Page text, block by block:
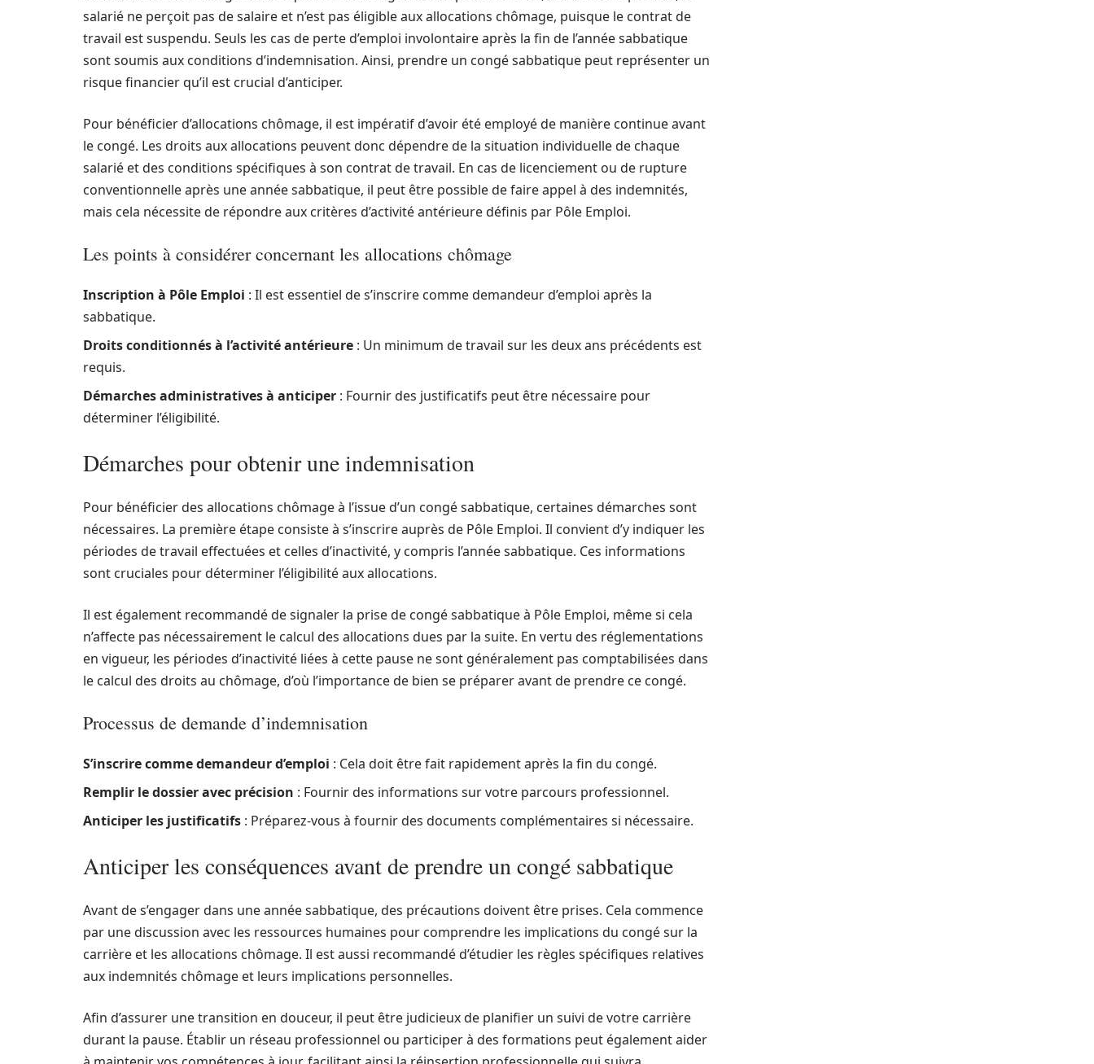
salarié ne perçoit pas de salaire et n’est pas éligible aux allocations chômage, puisque le contrat de
travail est suspendu. Seuls les cas de perte d’emploi involontaire après la fin de l’année sabbatique
sont soumis aux conditions d’indemnisation. Ainsi, prendre un congé sabbatique peut représenter un
risque financier qu’il est crucial d’anticiper.
Pour bénéficier d’allocations chômage, il est impératif d’avoir été employé de manière continue avant
le congé. Les droits aux allocations peuvent donc dépendre de la situation individuelle de chaque
salarié et des conditions spécifiques à son contrat de travail. En cas de licenciement ou de rupture
conventionnelle après une année sabbatique, il peut être possible de faire appel à des indemnités,
mais cela nécessite de répondre aux critères d’activité antérieure définis par Pôle Emploi.
Les points à considérer concernant les allocations chômage
Inscription à Pôle Emploi : Il est essentiel de s’inscrire comme demandeur d’emploi après la
sabbatique.
Droits conditionnés à l’activité antérieure : Un minimum de travail sur les deux ans précédents est
requis.
Démarches administratives à anticiper : Fournir des justificatifs peut être nécessaire pour
déterminer l’éligibilité.
Démarches pour obtenir une indemnisation
Pour bénéficier des allocations chômage à l’issue d’un congé sabbatique, certaines démarches sont
nécessaires. La première étape consiste à s’inscrire auprès de Pôle Emploi. Il convient d’y indiquer les
périodes de travail effectuées et celles d’inactivité, y compris l’année sabbatique. Ces informations
sont cruciales pour déterminer l’éligibilité aux allocations.
Il est également recommandé de signaler la prise de congé sabbatique à Pôle Emploi, même si cela
n’affecte pas nécessairement le calcul des allocations dues par la suite. En vertu des réglementations
en vigueur, les périodes d’inactivité liées à cette pause ne sont généralement pas comptabilisées dans
le calcul des droits au chômage, d’où l’importance de bien se préparer avant de prendre ce congé.
Processus de demande d’indemnisation
S’inscrire comme demandeur d’emploi : Cela doit être fait rapidement après la fin du congé.
Remplir le dossier avec précision : Fournir des informations sur votre parcours professionnel.
Anticiper les justificatifs : Préparez-vous à fournir des documents complémentaires si nécessaire.
Anticiper les conséquences avant de prendre un congé sabbatique
Avant de s’engager dans une année sabbatique, des précautions doivent être prises. Cela commence
par une discussion avec les ressources humaines pour comprendre les implications du congé sur la
carrière et les allocations chômage. Il est aussi recommandé d’étudier les règles spécifiques relatives
aux indemnités chômage et leurs implications personnelles.
Afin d’assurer une transition en douceur, il peut être judicieux de planifier un suivi de votre carrière
durant la pause. Établir un réseau professionnel ou participer à des formations peut également aider